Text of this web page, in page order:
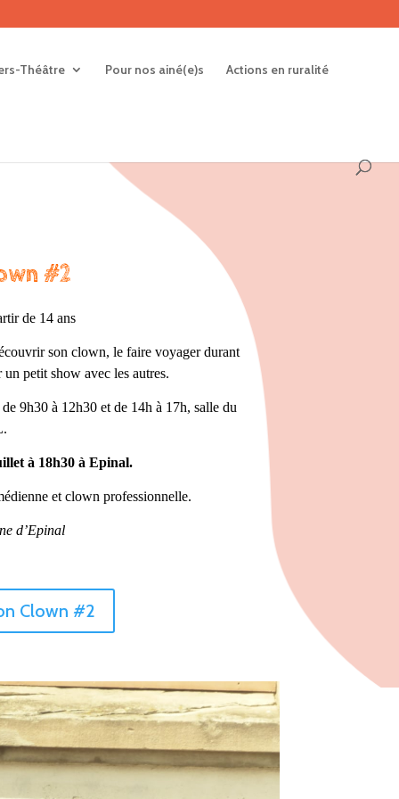
Théâtre Pour nos ainé(e)s Actions en ruralité
#2
de 14 ans
son clown, le faire voyager durant
petit show avec les autres.
9h30 à 12h30 et de 14h à 17h, salle du
à 18h30 à Epinal.
et clown professionnelle.
d’Epinal
Clown #2